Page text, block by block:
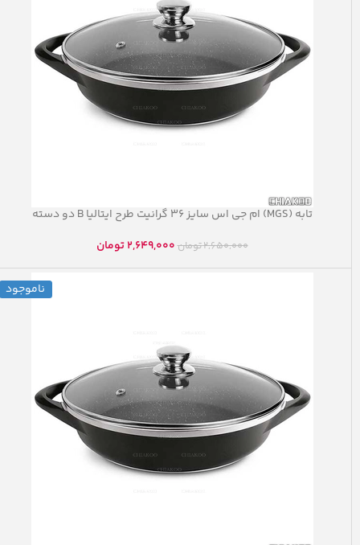
تابه (MGS) ام جی اس سایز ۳۶ گرانیت طرح ایتالیا B دو دسته
2,650,000تومان2,649,000 تومان
ناموجود